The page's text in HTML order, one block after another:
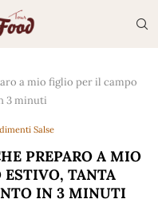
a mio figlio per il campo
3 minuti
Salse
PREPARO A MIO
TANTA
IN 3 MINUTI